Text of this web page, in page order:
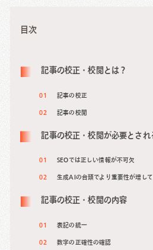
2017年 日本タタ・コンサルタンシ
SD/MM)
2019年 株式会社バンケッツ/事業
2022年 株式会社ニュートラルワー
2024年 COUNTER株式会社 代表取
・SEO戦略策定から実装支援(データ
目次
記事の校正・校閲とは？
記事の校正
記事の校閲
記事の校正・校閲が必要とされ
SEOでは正しい情報が不可欠
生成AIの台頭でより重要性が増して
記事の校正・校閲の内容
表記の統一
数字の正確性の確認